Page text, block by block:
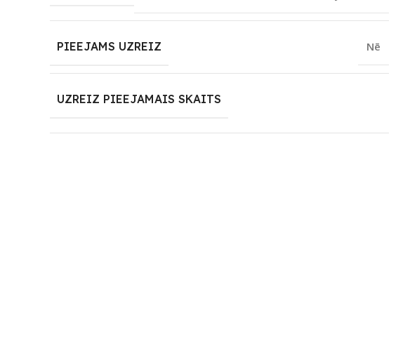
PIEEJAMS UZREIZ Nē
UZREIZ PIEEJAMAIS SKAITS